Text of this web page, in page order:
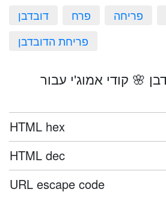
דובדבן פרח פריחה
פריחת הדובדבן
HTML hex
HTML dec
URL escape code